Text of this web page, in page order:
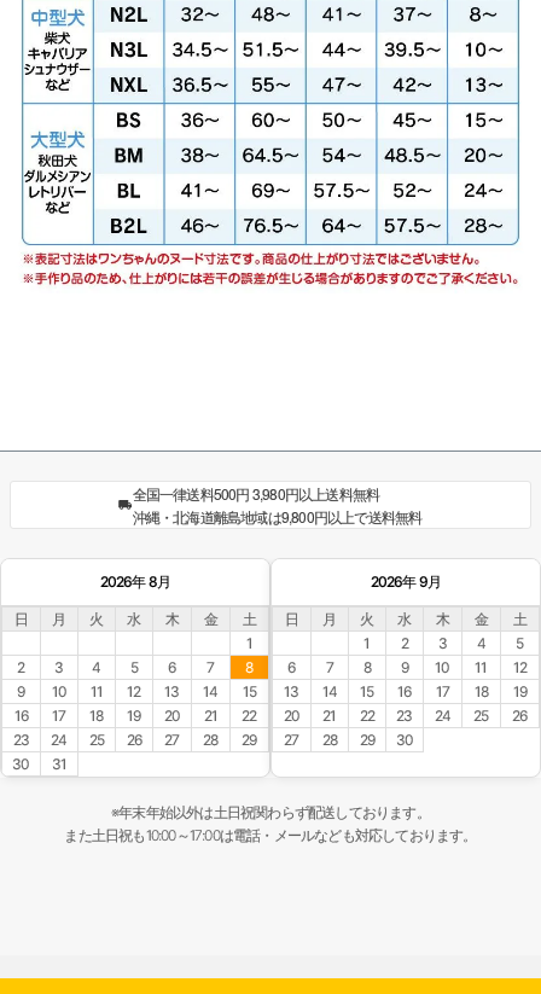
全国一律送料500円 3,980円以上送料無料
沖縄・北海道離島地域は9,800円以上で送料無料
2026年 8月
日 月 火 水 木 金
土
1
2
3 4 5 6 7
8
9
10 11 12 13 14
15
16
17 18 19 20 21
22
23
24 25 26 27 28
29
30
31
2026年 9月
日 月 火 水 木 金
土
1
2 3 4
5
6
7 8 9 10 11
12
13
14 15 16 17 18
19
20
21 22 23 24 25
26
27
28 29 30
※年末年始以外は土日祝関わらず配送しております。
また土日祝も10:00～17:00は電話・メールなども対応しております。